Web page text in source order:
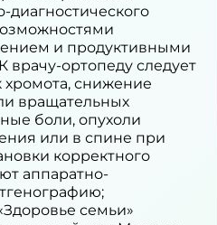
и продуктивными
ортопеду следует
хромота, снижение
вращательных
боли, опухоли
или в спине при
корректного
аппаратно-
семьи»